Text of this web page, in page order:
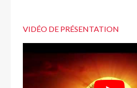
VIDÉO DE PRÉSENTATION